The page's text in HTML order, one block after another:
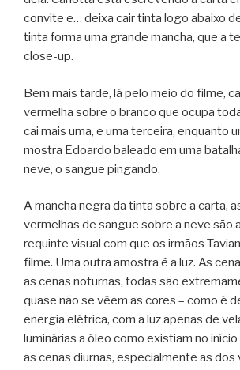
convite e… deixa cair tinta logo abaixo
tinta forma uma grande mancha, que a
close-up.
Bem mais tarde, lá pelo meio do filme,
vermelha sobre o branco que ocupa
cai mais uma, e uma terceira, enquanto
mostra Edoardo baleado em uma
neve, o sangue pingando.
A mancha negra da tinta sobre a carta,
vermelhas de sangue sobre a neve são
requinte visual com que os irmãos
filme. Uma outra amostra é a luz. As
as cenas noturnas, todas são
quase não se vêem as cores – como é
energia elétrica, com a luz apenas de
luminárias a óleo como existiam no início
as cenas diurnas, especialmente as dos